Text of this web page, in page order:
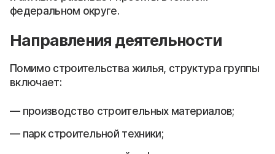
федеральном округе.
Направления деятельности
Помимо строительства жилья, структура группы
включает:
производство строительных материалов;
парк строительной техники;